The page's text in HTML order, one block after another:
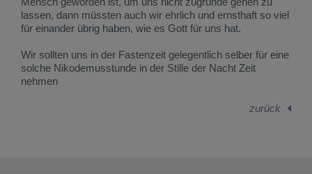
lassen, dann müssten auch wir ehrlich und ernsthaft so viel
für einander übrig haben, wie es Gott für uns hat.
Wir sollten uns in der Fastenzeit gelegentlich selber für eine
solche Nikodemusstunde in der Stille der Nacht Zeit
nehmen
zurück